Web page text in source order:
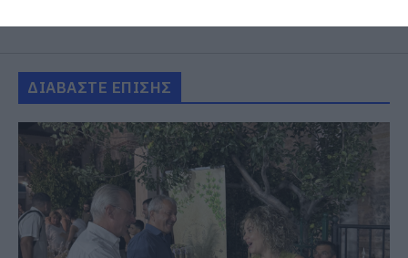
ΔΙΑΒΑΣΤΕ ΕΠΙΣΗΣ